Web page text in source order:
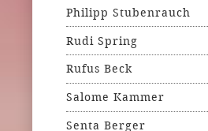
Philipp Stubenrauch
Rudi Spring
Rufus Beck
Salome Kammer
Senta Berger